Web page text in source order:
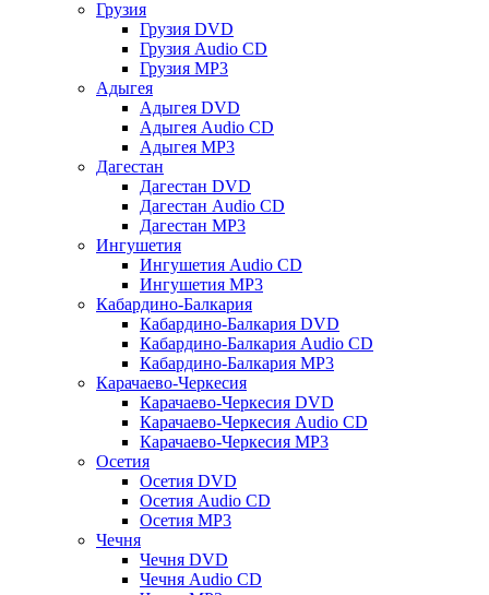
Грузия
Грузия DVD
Грузия Audio CD
Грузия MP3
Адыгея
Адыгея DVD
Адыгея Audio CD
Адыгея MP3
Дагестан
Дагестан DVD
Дагестан Audio CD
Дагестан MP3
Ингушетия
Ингушетия Audio CD
Ингушетия MP3
Кабардино-Балкария
Кабардино-Балкария DVD
Кабардино-Балкария Audio CD
Кабардино-Балкария MP3
Карачаево-Черкесия
Карачаево-Черкесия DVD
Карачаево-Черкесия Audio CD
Карачаево-Черкесия MP3
Осетия
Осетия DVD
Осетия Audio CD
Осетия MP3
Чечня
Чечня DVD
Чечня Audio CD